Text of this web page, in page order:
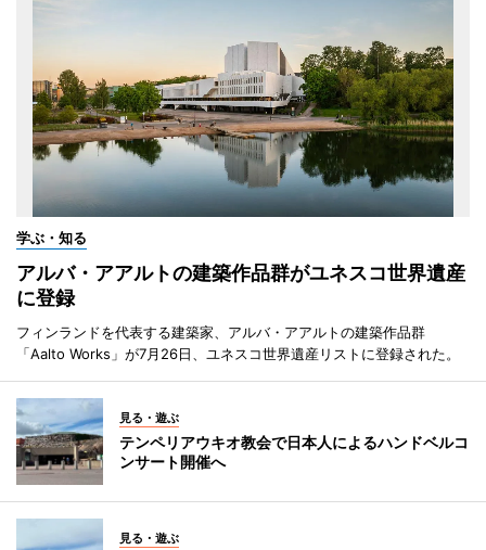
学ぶ・知る
アルバ・アアルトの建築作品群がユネスコ世界遺産
に登録
フィンランドを代表する建築家、アルバ・アアルトの建築作品群
「Aalto Works」が7月26日、ユネスコ世界遺産リストに登録された。
見る・遊ぶ
テンペリアウキオ教会で日本人によるハンドベルコ
ンサート開催へ
見る・遊ぶ